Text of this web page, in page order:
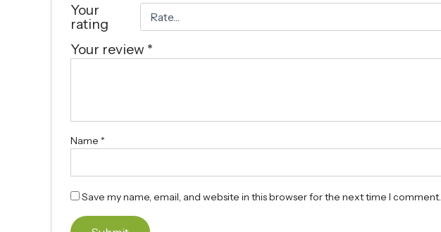
Your
rating
Your review *
Name *
Save my name, email, and website in this browser for the next time I comment.